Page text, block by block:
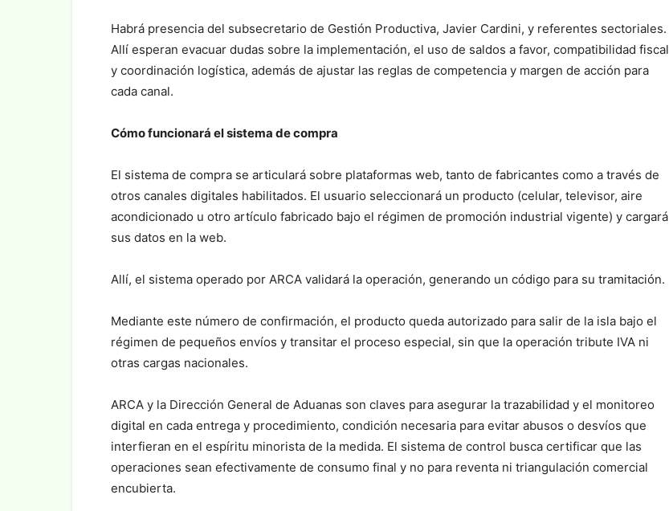
Habrá presencia del subsecretario de Gestión Productiva, Javier Cardini, y referentes sectoriales.
Allí esperan evacuar dudas sobre la implementación, el uso de saldos a favor, compatibilidad fiscal
y coordinación logística, además de ajustar las reglas de competencia y margen de acción para
cada canal.
Cómo funcionará el sistema de compra
El sistema de compra se articulará sobre plataformas web, tanto de fabricantes como a través de
otros canales digitales habilitados. El usuario seleccionará un producto (celular, televisor, aire
acondicionado u otro artículo fabricado bajo el régimen de promoción industrial vigente) y cargará
sus datos en la web.
Allí, el sistema operado por ARCA validará la operación, generando un código para su tramitación.
Mediante este número de confirmación, el producto queda autorizado para salir de la isla bajo el
régimen de pequeños envíos y transitar el proceso especial, sin que la operación tribute IVA ni
otras cargas nacionales.
ARCA y la Dirección General de Aduanas son claves para asegurar la trazabilidad y el monitoreo
digital en cada entrega y procedimiento, condición necesaria para evitar abusos o desvíos que
interfieran en el espíritu minorista de la medida. El sistema de control busca certificar que las
operaciones sean efectivamente de consumo final y no para reventa ni triangulación comercial
encubierta.